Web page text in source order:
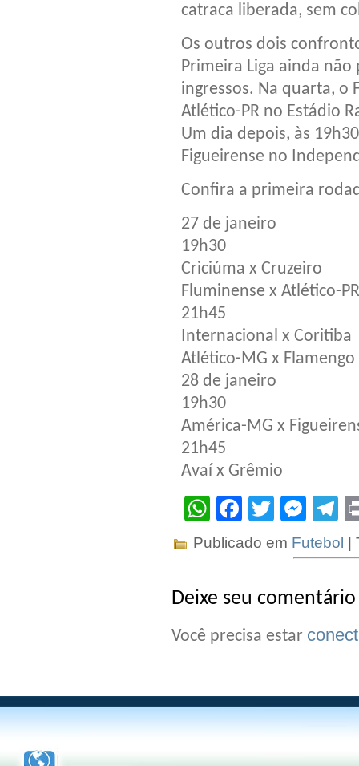
catraca liberada, sem
Os outros dois
Primeira Liga ainda
ingressos. Na quarta, o
Atlético-PR no Estádio
Um dia depois, às
Figueirense no
Confira a primeira
27 de janeiro
19h30
Criciúma x Cruzeiro
Fluminense x Atlético-PR
21h45
Internacional x Coritiba
Atlético-MG x Flamengo
28 de janeiro
19h30
América-MG x
21h45
Avaí x Grêmio
WhatsApp
Facebook
Twitter
Publicado em Futebol |
Deixe seu comentário
Você precisa estar